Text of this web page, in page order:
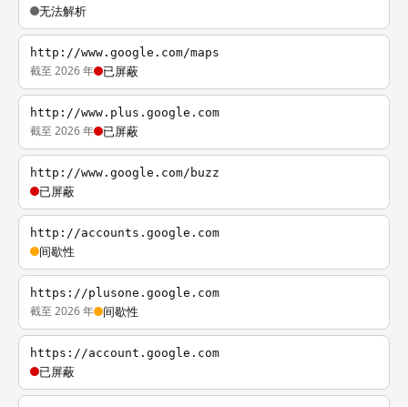
无法解析
http://www.google.com/maps
截至 2026 年 已屏蔽
http://www.plus.google.com
截至 2026 年 已屏蔽
http://www.google.com/buzz
已屏蔽
http://accounts.google.com
间歇性
https://plusone.google.com
截至 2026 年 间歇性
https://account.google.com
已屏蔽